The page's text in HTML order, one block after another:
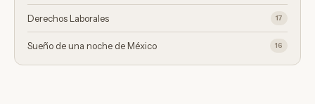
Derechos Laborales 17
Sueño de una noche de México 16